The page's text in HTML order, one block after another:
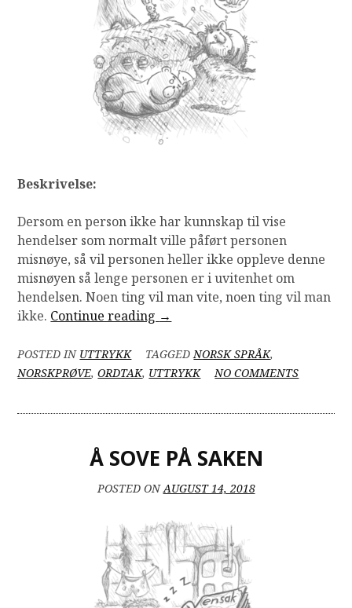
Beskrivelse:
Dersom en person ikke har kunnskap til vise
hendelser som normalt ville påført personen
misnøye, så vil personen heller ikke oppleve denne
misnøyen så lenge personen er i uvitenhet om
hendelsen. Noen ting vil man vite, noen ting vil man
ikke. Continue reading “Det
ikke
vet,
man
vondt
av”
→
POSTED IN UTTRYKK TAGGEDNORSK SPRÅK,
NORSKPRØVE,ORDTAK, UTTRYKK NO COMMENTSON
Å SOVE PÅ SAKEN
POSTED ONAUGUST 14, 2018